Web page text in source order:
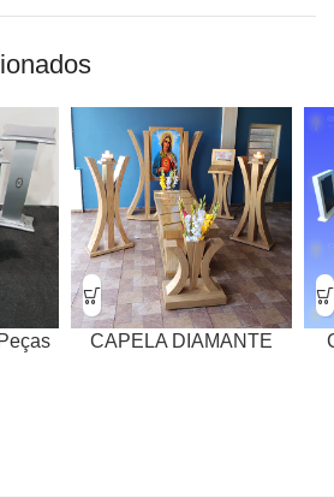
CAPELA DIAMANTE